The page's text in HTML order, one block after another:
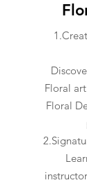
Floral
Floral